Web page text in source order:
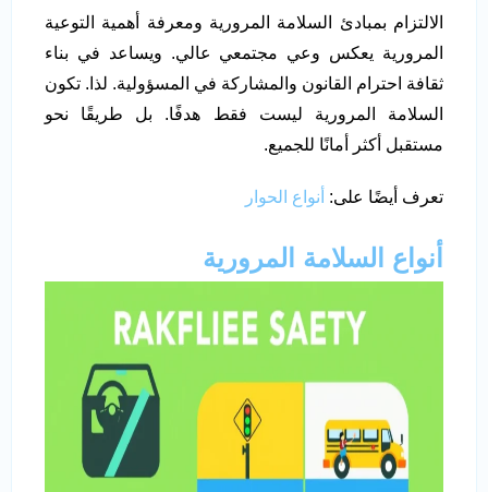
الالتزام بمبادئ السلامة المرورية ومعرفة أهمية التوعية
المرورية يعكس وعي مجتمعي عالي. ويساعد في بناء
ثقافة احترام القانون والمشاركة في المسؤولية. لذا. تكون
السلامة المرورية ليست فقط هدفًا. بل طريقًا نحو
مستقبل أكثر أمانًا للجميع.
تعرف أيضًا على: أنواع الحوار
أنواع السلامة المرورية